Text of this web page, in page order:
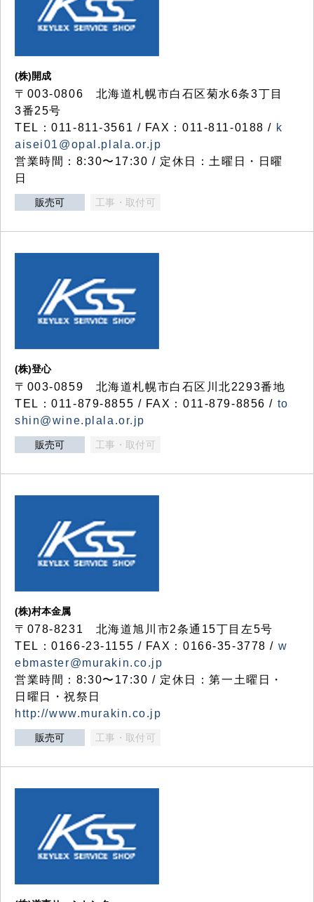
(株)開成
〒003-0806 北海道札幌市白石区菊水6条3丁目
3番25号
TEL：011-811-3561 / FAX：011-811-0188 / k
aisei01@opal.plala.or.jp
営業時間：8:30〜17:30 / 定休日：土曜日・日曜
日
販売可 工事・取付可
(株)登心
〒003-0859 北海道札幌市白石区川北2293番地
TEL：011-879-8855 / FAX：011-879-8856 / to
shin@wine.plala.or.jp
販売可 工事・取付可
(株)村本金属
〒078-8231 北海道旭川市2条通15丁目左5号
TEL：0166-23-1155 / FAX：0166-35-3778 / w
ebmaster@murakin.co.jp
営業時間：8:30〜17:30 / 定休日：第一土曜日・
日曜日・祝祭日
http://www.murakin.co.jp
販売可 工事・取付可